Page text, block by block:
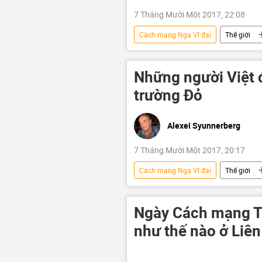
7 Tháng Mười Một 2017, 22:08
Cách mạng Nga Vĩ đại Thế giới
Liên bang Nga
Phạm Bình
Những người Việt
trường Đỏ
Alexei Syunnerberg
7 Tháng Mười Một 2017, 20:17
Cách mạng Nga Vĩ đại Thế giới
Việt Nam
Liên bang Nga
Nguyễn Thị Minh Khai
Lê
Ngày Cách mạng
như thế nào ở